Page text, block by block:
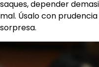
saques, depender
mal. Úsalo con
sorpresa.